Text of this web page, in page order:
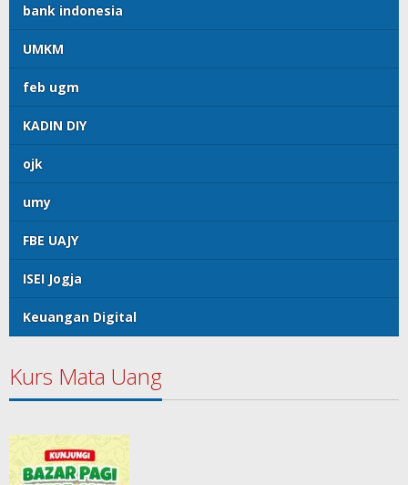
bank indonesia
UMKM
feb ugm
KADIN DIY
ojk
umy
FBE UAJY
ISEI Jogja
Keuangan Digital
Kurs Mata Uang